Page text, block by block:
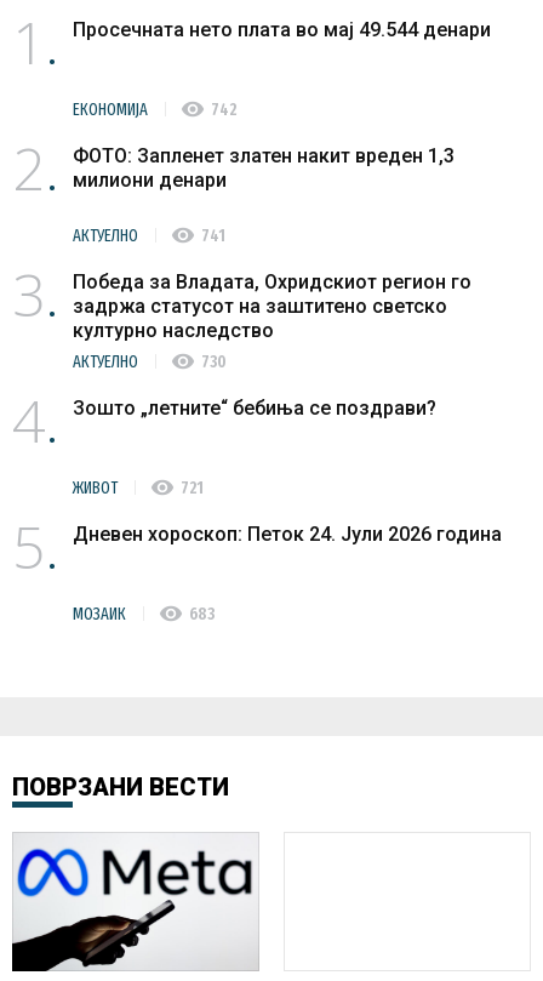
1 Просечната нето плата во мај 49.544 денари
ЕКОНОМИЈА visibility 742
2
ФОТО: Запленет златен накит вреден 1,3
милиони денари
АКТУЕЛНО visibility 741
3
Победа за Владата, Охридскиот регион го
задржа статусот на заштитено светско
културно наследство
АКТУЕЛНО visibility 730
4 Зошто „летните“ бебиња се поздрави?
ЖИВОТ visibility 721
5 Дневен хороскоп: Петок 24. Јули 2026 година
МОЗАИК visibility 683
ПОВРЗАНИ ВЕСТИ